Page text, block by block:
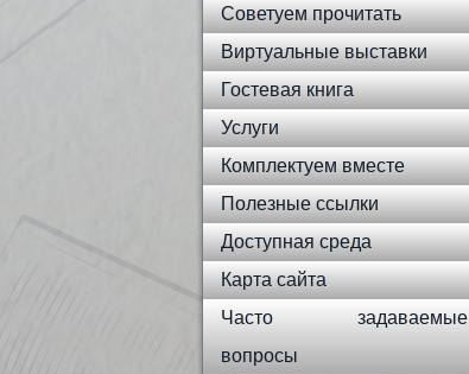
Советуем прочитать
Виртуальные выставки
Гостевая книга
Услуги
Комплектуем вместе
Полезные ссылки
Доступная среда
Карта сайта
Часто задаваемые
вопросы